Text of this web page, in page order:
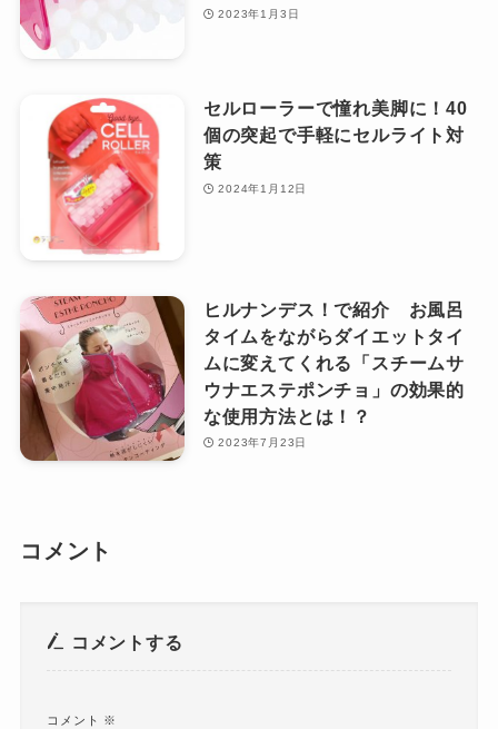
2023年1月3日
セルローラーで憧れ美脚に！40
個の突起で手軽にセルライト対
策
2024年1月12日
ヒルナンデス！で紹介 お風呂
タイムをながらダイエットタイ
ムに変えてくれる「スチームサ
ウナエステポンチョ」の効果的
な使用方法とは！？
2023年7月23日
コメント
コメントする
コメント ※